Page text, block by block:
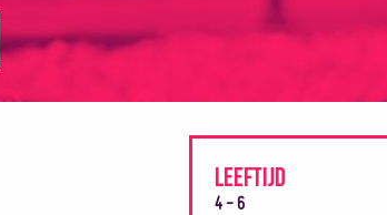
LEEFTIJD
4 - 6